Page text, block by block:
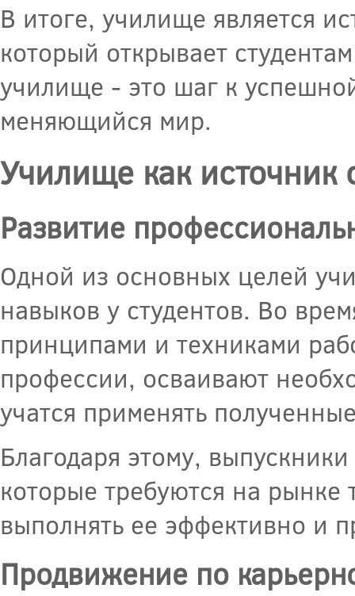
В итоге, училище является
который открывает
училище - это шаг к
меняющийся мир.
Училище как
Развитие
Одной из основных целей
навыков у студентов. Во
принципами и техниками
профессии, осваивают
учатся применять
Благодаря этому,
которые требуются на рынке
выполнять ее эффективно и
Продвижение по